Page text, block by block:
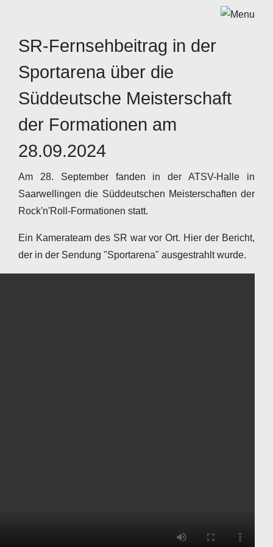
SR-Fernsehbeitrag in der
Sportarena über die
Süddeutsche Meisterschaft
der Formationen am
28.09.2024
Am 28. September fanden in der ATSV-Halle in
Saarwellingen die Süddeutschen Meisterschaften der
Rock'n'Roll-Formationen statt.
Ein Kamerateam des SR war vor Ort. Hier der Bericht,
der in der Sendung "Sportarena" ausgestrahlt wurde.